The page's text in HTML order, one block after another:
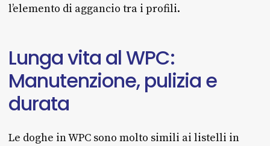
l’elemento di aggancio tra i profili.‎
Lungavita alWPC:
Manutenzione, pulizia e
durata
Le doghe in WPC sono molto simili ai listelli in